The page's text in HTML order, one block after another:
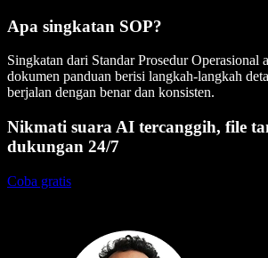
Apa singkatan SOP?
Singkatan dari Standar Prosedur Operasional
dokumen panduan berisi langkah-langkah
berjalan dengan benar dan konsisten.
Nikmati suara AI tercanggih, file
dukungan 24/7
Coba gratis